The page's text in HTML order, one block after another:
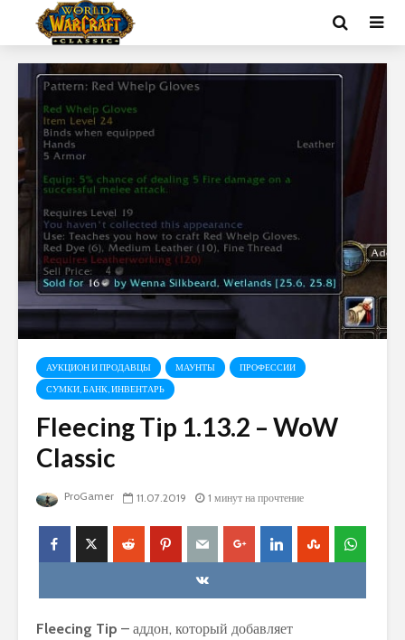
АУКЦИОН И ПРОДАВЦЫ МАУНТЫ
ПРОФЕССИИ
СУМКИ, БАНК, ИНВЕНТАРЬ
Fleecing Tip 1.13.2 – WoW
Classic
ProGamer 11.07.2019 1 минут на прочтение
Fleecing Tip – аддон, который добавляет